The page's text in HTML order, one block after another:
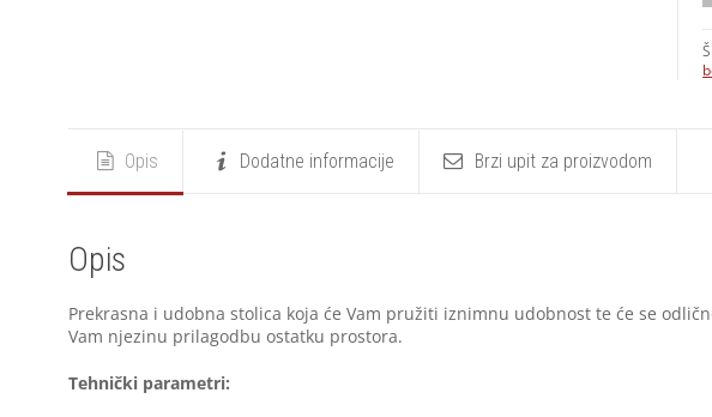
Opis Dodatne informacije Brzi upit za proizvodom
Opis
Prekrasna i udobna stolica koja će Vam pružiti iznimnu udobnost te će se
Vam njezinu prilagodbu ostatku prostora.
Tehnički parametri: